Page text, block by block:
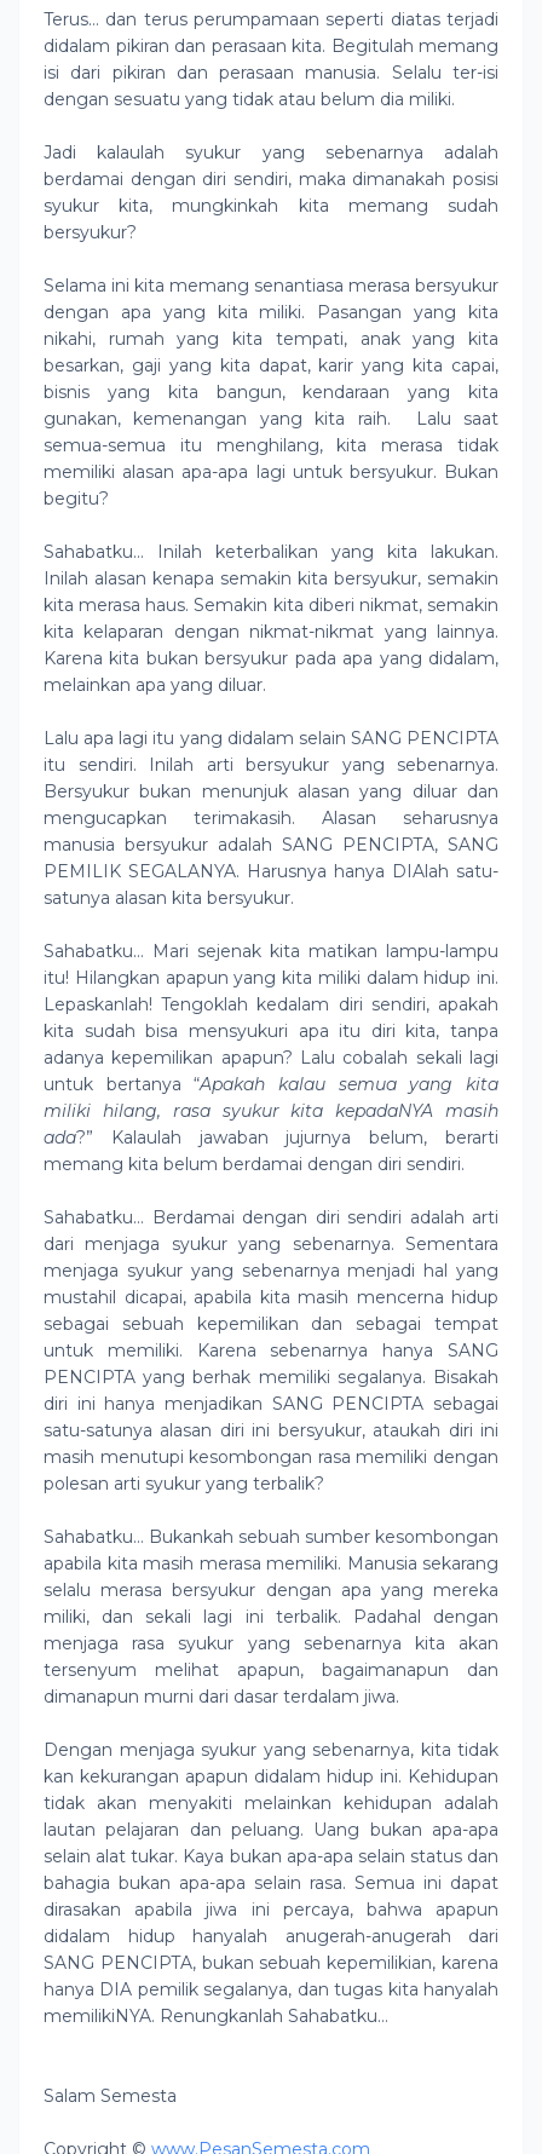
Terus… dan terus perumpamaan seperti diatas terjadi
didalam pikiran dan perasaan kita. Begitulah memang
isi dari pikiran dan perasaan manusia. Selalu ter-isi
dengan sesuatu yang tidak atau belum dia miliki.
Jadi kalaulah syukur yang sebenarnya adalah
berdamai dengan diri sendiri, maka dimanakah posisi
syukur kita, mungkinkah kita memang sudah
bersyukur?
Selama ini kita memang senantiasa merasa bersyukur
dengan apa yang kita miliki. Pasangan yang kita
nikahi, rumah yang kita tempati, anak yang kita
besarkan, gaji yang kita dapat, karir yang kita capai,
bisnis yang kita bangun, kendaraan yang kita
gunakan, kemenangan yang kita raih.
Lalu saat
semua-semua itu menghilang, kita merasa tidak
memiliki alasan apa-apa lagi untuk bersyukur. Bukan
begitu?
Sahabatku… Inilah keterbalikan yang kita lakukan.
Inilah alasan kenapa semakin kita bersyukur, semakin
kita merasa haus. Semakin kita diberi nikmat, semakin
kita kelaparan dengan nikmat-nikmat yang lainnya.
Karena kita bukan bersyukur pada apa yang didalam,
melainkan apa yang diluar.
Lalu apa lagi itu yang didalam selain SANG PENCIPTA
itu sendiri. Inilah arti bersyukur yang sebenarnya.
Bersyukur bukan menunjuk alasan yang diluar dan
mengucapkan terimakasih. Alasan seharusnya
manusia bersyukur adalah SANG PENCIPTA, SANG
PEMILIK SEGALANYA. Harusnya hanya DIAlah satu-
satunya alasan kita bersyukur.
Sahabatku… Mari sejenak kita matikan lampu-lampu
itu! Hilangkan apapun yang kita miliki dalam hidup ini.
Lepaskanlah! Tengoklah kedalam diri sendiri, apakah
kita sudah bisa mensyukuri apa itu diri kita, tanpa
adanya kepemilikan apapun? Lalu cobalah sekali lagi
untuk bertanya “Apakah kalau semua yang kita
miliki hilang, rasa syukur kita kepadaNYA masih
ada?” Kalaulah jawaban jujurnya belum, berarti
memang kita belum berdamai dengan diri sendiri.
Sahabatku… Berdamai dengan diri sendiri adalah arti
dari menjaga syukur yang sebenarnya. Sementara
menjaga syukur yang sebenarnya menjadi hal yang
mustahil dicapai, apabila kita masih mencerna hidup
sebagai sebuah kepemilikan dan sebagai tempat
untuk memiliki. Karena sebenarnya hanya SANG
PENCIPTA yang berhak memiliki segalanya. Bisakah
diri ini hanya menjadikan SANG PENCIPTA sebagai
satu-satunya alasan diri ini bersyukur, ataukah diri ini
masih menutupi kesombongan rasa memiliki dengan
polesan arti syukur yang terbalik?
Sahabatku… Bukankah sebuah sumber kesombongan
apabila kita masih merasa memiliki. Manusia sekarang
selalu merasa bersyukur dengan apa yang mereka
miliki, dan sekali lagi ini terbalik. Padahal dengan
menjaga rasa syukur yang sebenarnya kita akan
tersenyum melihat apapun, bagaimanapun dan
dimanapun murni dari dasar terdalam jiwa.
Dengan menjaga syukur yang sebenarnya, kita tidak
kan kekurangan apapun didalam hidup ini. Kehidupan
tidak akan menyakiti melainkan kehidupan adalah
lautan pelajaran dan peluang. Uang bukan apa-apa
selain alat tukar. Kaya bukan apa-apa selain status dan
bahagia bukan apa-apa selain rasa. Semua ini dapat
dirasakan apabila jiwa ini percaya, bahwa apapun
didalam hidup hanyalah anugerah-anugerah dari
SANG PENCIPTA, bukan sebuah kepemilikian, karena
hanya DIA pemilik segalanya, dan tugas kita hanyalah
memilikiNYA. Renungkanlah Sahabatku…
Salam Semesta
Copyright © www.PesanSemesta.com